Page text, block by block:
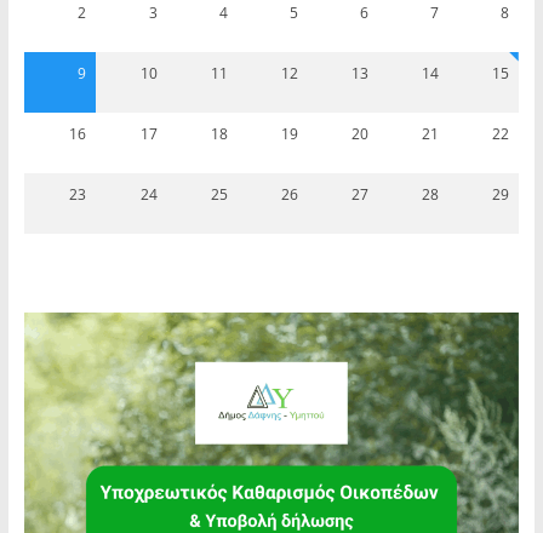
2 3 4 5 6 7 8
9 10 11 12 13 14 15
16 17 18 19 20 21 22
23 24 25 26 27 28 29